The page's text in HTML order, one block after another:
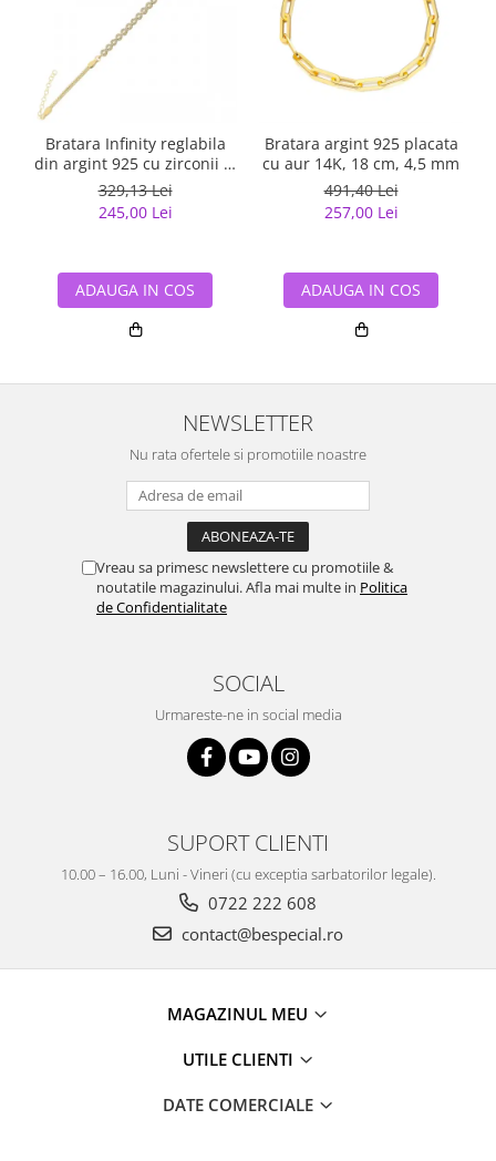
Bratara Infinity reglabila
din argint 925 cu zirconii si
lant dublu
329,13 Lei
245,00 Lei
ADAUGA IN COS
Bratara argint 925 placata
cu aur 14K, 18 cm, 4,5 mm
491,40 Lei
257,00 Lei
ADAUGA IN COS
NEWSLETTER
Nu rata ofertele si promotiile noastre
Vreau sa primesc newslettere cu promotiile &
noutatile magazinului. Afla mai multe in Politica
de Confidentialitate
SOCIAL
Urmareste-ne in social media
SUPORT CLIENTI
10.00 – 16.00, Luni - Vineri (cu exceptia sarbatorilor legale).
0722 222 608
contact@bespecial.ro
MAGAZINUL MEU
UTILE CLIENTI
DATE COMERCIALE